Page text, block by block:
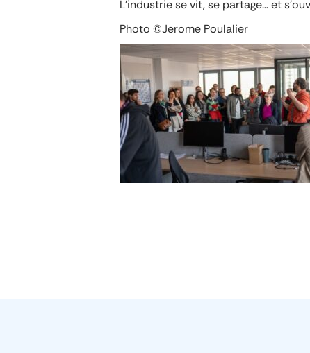
L’industrie se vit, se partage… et
Photo ©Jerome Poulalier